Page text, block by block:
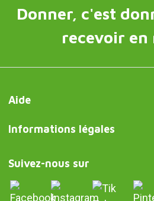
Donner, c'est
recevoir en
Aide
Informations légales
Suivez-nous sur